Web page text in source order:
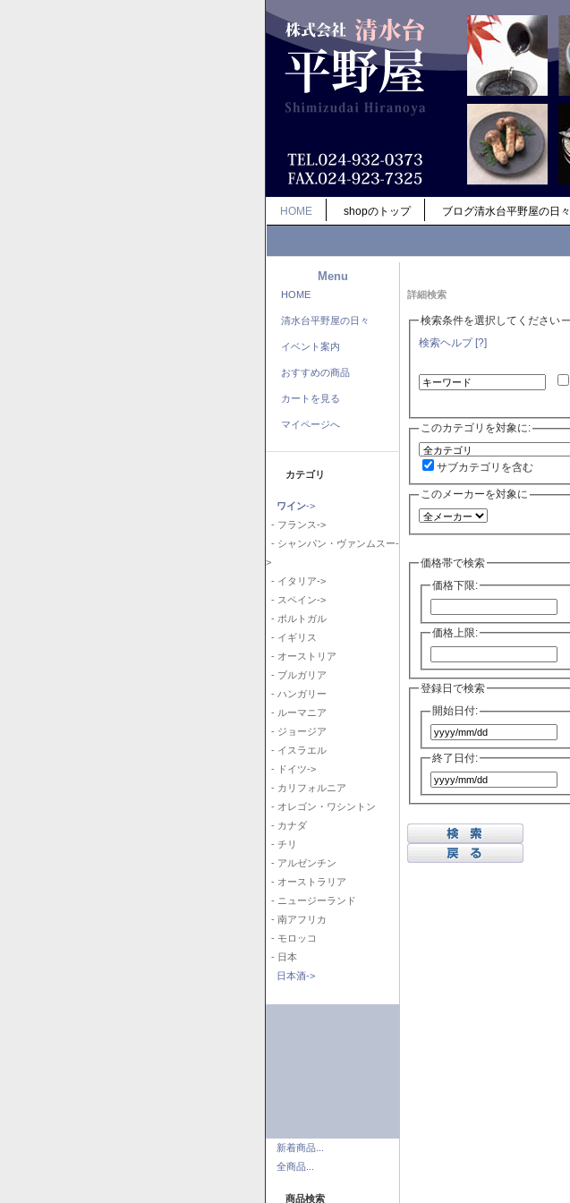
HOME shopのトップ ブログ清水台平野屋の日々
Menu
HOME
清水台平野屋の日々
イベント案内
おすすめの商品
カートを見る
マイページへ
カテゴリ
ワイン->
- フランス->
- シャンパン・ヴァンムスー-
>
- イタリア->
- スペイン->
- ポルトガル
- イギリス
- オーストリア
- ブルガリア
- ハンガリー
- ルーマニア
- ジョージア
- イスラエル
- ドイツ->
- カリフォルニア
- オレゴン・ワシントン
- カナダ
- チリ
- アルゼンチン
- オーストラリア
- ニュージーランド
- 南アフリカ
- モロッコ
- 日本
日本酒->
新着商品...
全商品...
商品検索
詳細検索
検索条件を選択してください
検索ヘルプ [?]
このカテゴリを対象に:
サブカテゴリを含む
このメーカーを対象に
価格帯で検索
価格下限:
価格上限:
登録日で検索
開始日付:
終了日付: